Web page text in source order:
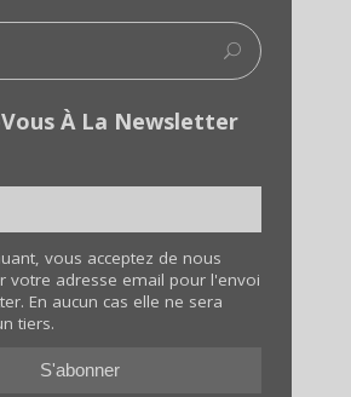
À La Newsletter
vous acceptez de nous
votre adresse email pour l'envoi
En aucun cas elle ne sera
tiers.